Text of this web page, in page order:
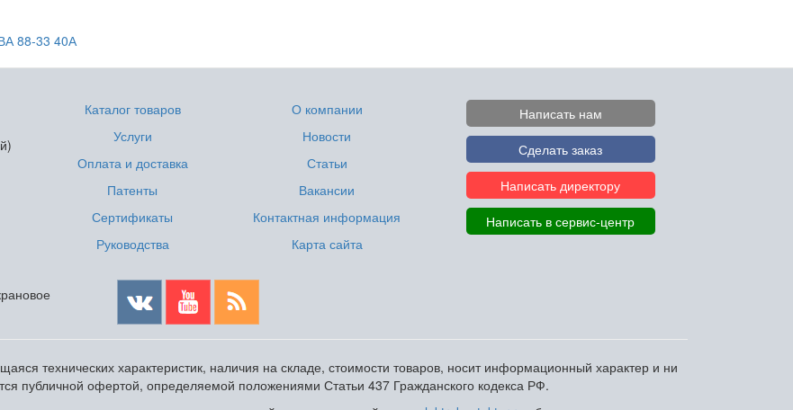
88-33 40А
Каталог товаров
Услуги
Оплата и доставка
Патенты
Сертификаты
Руководства
О компании
Новости
Статьи
Вакансии
Контактная информация
Карта сайта
Написать нам
Сделать заказ
Написать директору
Написать в сервис-центр
технических характеристик, наличия на складе, стоимости товаров, носит информационный характер и ни
публичной офертой, определяемой положениями Статьи 437 Гражданского кодекса РФ.